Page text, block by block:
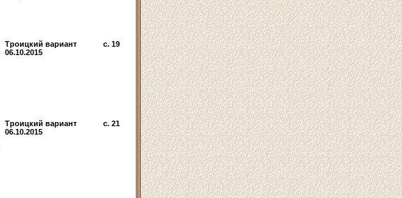
Троицкий вариант
06.10.2015
c. 19
Троицкий вариант
06.10.2015
c. 21